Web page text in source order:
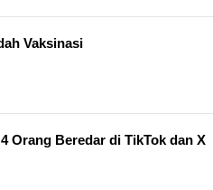
Vaksinasi
Orang Beredar di TikTok dan X